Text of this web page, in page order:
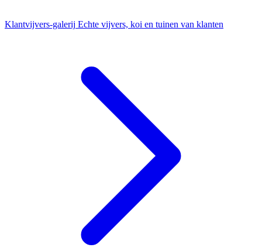
Klantvijvers-galerij Echte vijvers, koi en tuinen van klanten